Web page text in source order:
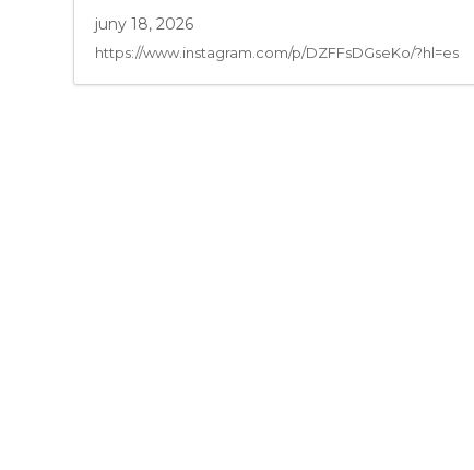
juny 18, 2026
https://www.instagram.com/p/DZFFsDGseKo/?hl=es